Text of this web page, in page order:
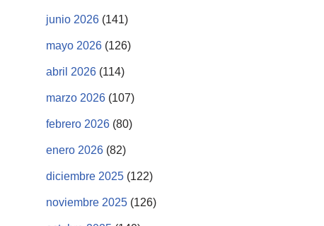
junio 2026 (141)
mayo 2026 (126)
abril 2026 (114)
marzo 2026 (107)
febrero 2026 (80)
enero 2026 (82)
diciembre 2025 (122)
noviembre 2025 (126)